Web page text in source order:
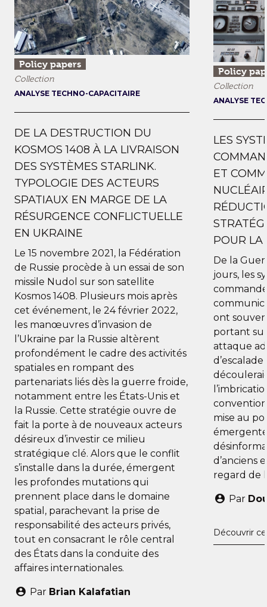
Policy papers
Collection
ANALYSE TECHNO-CAPACITAIRE
DE LA DESTRUCTION DU
KOSMOS 1408 À LA LIVRAISON
DES SYSTÈMES STARLINK.
TYPOLOGIE DES ACTEURS
SPATIAUX EN MARGE DE LA
RÉSURGENCE CONFLICTUELLE
EN UKRAINE
Le 15 novembre 2021, la Fédération
de Russie procède à un essai de son
missile Nudol sur son satellite
Kosmos 1408. Plusieurs mois après
cet événement, le 24 février 2022,
les manœuvres d’invasion de
l’Ukraine par la Russie altèrent
profondément le cadre des activités
spatiales en rompant des
partenariats liés dès la guerre froide,
notamment entre les États-Unis et
la Russie. Cette stratégie ouvre de
fait la porte à de nouveaux acteurs
désireux d’investir ce milieu
stratégique clé. Alors que le conflit
s’installe dans la durée, émergent
les profondes mutations qui
prennent place dans le domaine
spatial, parachevant la prise de
responsabilité des acteurs privés,
tout en consacrant le rôle central
des États dans la conduite des
affaires internationales.
Par Brian Kalafatian
Policy
Collection
ANALYSE
LES
ET
POUR LA
De la
jours, les
ont
portant
attaque
mise au
d’anciens
regard de
Par
Découvrir